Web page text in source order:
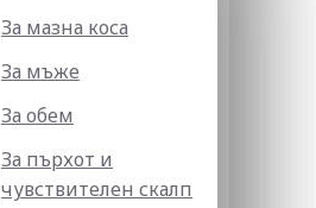
За мазна коса
За мъже
За обем
За пърхот и
чувствителен скалп